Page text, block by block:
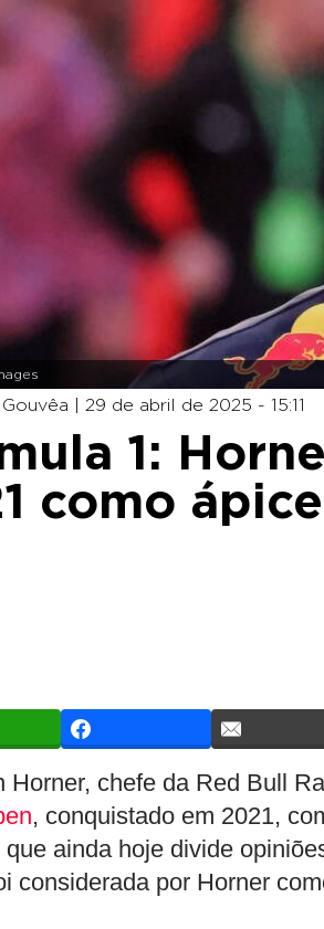
| 29 de abril de 2025 - 15:11
1:
como
Horner, chefe da Red Bull
, conquistado em 2021,
que ainda hoje divide
considerada por Horner